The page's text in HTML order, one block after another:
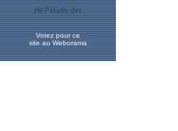
Votez pour ce
site au Weborama